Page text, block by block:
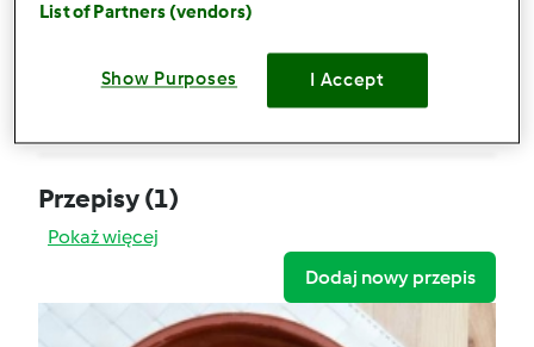
Komentarze
Przepisy(1)
Pokaż więcej
Dodaj nowy przepis
List of Partners (vendors)
Show Purposes I Accept